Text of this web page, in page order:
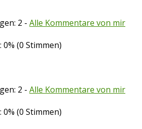
2 - Alle Kommentare von mir
(0 Stimmen)
2 - Alle Kommentare von mir
(0 Stimmen)